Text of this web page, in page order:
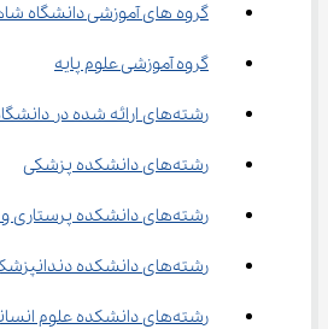
گروه‌ های آموزشی دانشگاه شاهد
گروه آموزشی علوم پایه
رشته‌های ارائه شده در دانشگاه شاهد
رشته‌های دانشکده پزشکی
رشته‌های دانشکده پرستاری و مامایی
رشته‌های دانشکده دندانپزشکی
رشته‌های دانشکده علوم انسانی